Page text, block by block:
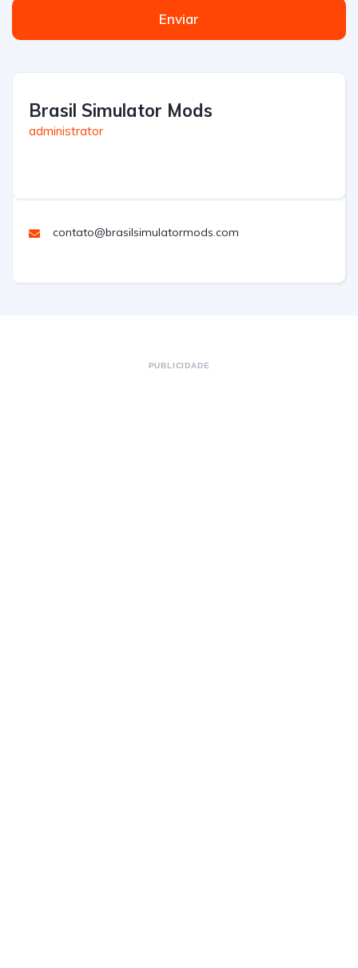
Enviar
Brasil Simulator Mods
administrator
contato@brasilsimulatormods.com
PUBLICIDADE